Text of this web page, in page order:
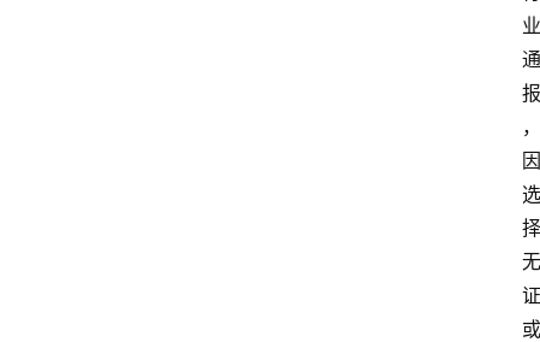
业
通
报
，
因
选
择
无
证
或